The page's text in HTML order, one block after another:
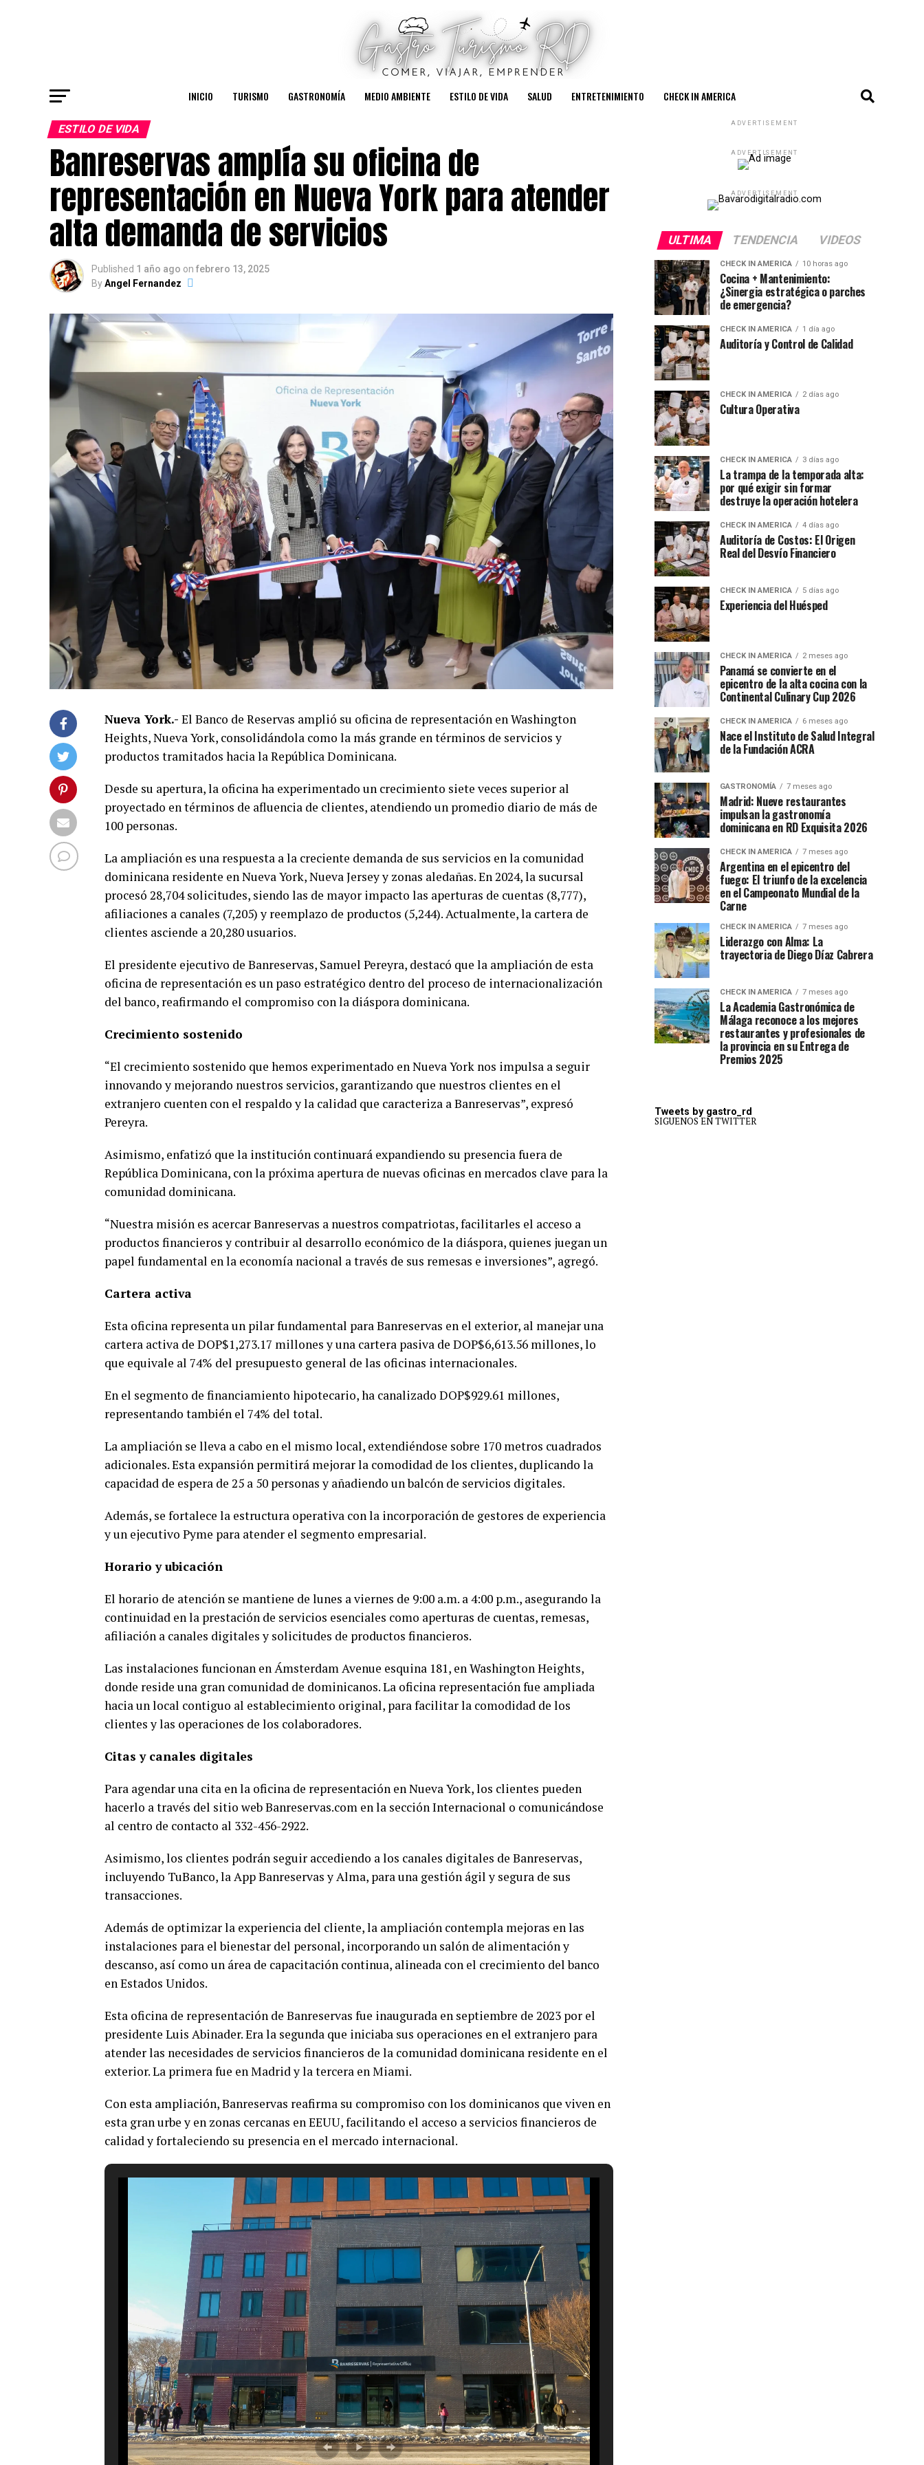
INICIO TURISMO GASTRONOMÍA MEDIO AMBIENTE ESTILO DE VIDA SALUD ENTRETENIMIENTO CHECK IN AMERICA
ESTILO DE VIDA
Banreservas amplía su oficina de
representación en Nueva York para atender
alta demanda de servicios
Published 1 año ago on febrero 13, 2025
ByAngel Fernandez
Nueva York.- El Banco de Reservas amplió su oficina de representación en Washington
Heights, Nueva York, consolidándola como la más grande en términos de servicios y
productos tramitados hacia la República Dominicana.
Desde su apertura, la oficina ha experimentado un crecimiento siete veces superior al
proyectado en términos de afluencia de clientes, atendiendo un promedio diario de más de
100 personas.
La ampliación es una respuesta a la creciente demanda de sus servicios en la comunidad
dominicana residente en Nueva York, Nueva Jersey y zonas aledañas. En 2024, la sucursal
procesó 28,704 solicitudes, siendo las de mayor impacto las aperturas de cuentas (8,777),
afiliaciones a canales (7,205) y reemplazo de productos (5,244). Actualmente, la cartera de
clientes asciende a 20,280 usuarios.
El presidente ejecutivo de Banreservas, Samuel Pereyra, destacó que la ampliación de esta
oficina de representación es un paso estratégico dentro del proceso de internacionalización
del banco, reafirmando el compromiso con la diáspora dominicana.
Crecimiento sostenido
“El crecimiento sostenido que hemos experimentado en Nueva York nos impulsa a seguir
innovando y mejorando nuestros servicios, garantizando que nuestros clientes en el
extranjero cuenten con el respaldo y la calidad que caracteriza a Banreservas”, expresó
Pereyra.
Asimismo, enfatizó que la institución continuará expandiendo su presencia fuera de
República Dominicana, con la próxima apertura de nuevas oficinas en mercados clave para la
comunidad dominicana.
“Nuestra misión es acercar Banreservas a nuestros compatriotas, facilitarles el acceso a
productos financieros y contribuir al desarrollo económico de la diáspora, quienes juegan un
papel fundamental en la economía nacional a través de sus remesas e inversiones”, agregó.
Cartera activa
Esta oficina representa un pilar fundamental para Banreservas en el exterior, al manejar una
cartera activa de DOP$1,273.17 millones y una cartera pasiva de DOP$6,613.56 millones, lo
que equivale al 74% del presupuesto general de las oficinas internacionales.
En el segmento de financiamiento hipotecario, ha canalizado DOP$929.61 millones,
representando también el 74% del total.
La ampliación se lleva a cabo en el mismo local, extendiéndose sobre 170 metros cuadrados
adicionales. Esta expansión permitirá mejorar la comodidad de los clientes, duplicando la
capacidad de espera de 25 a 50 personas y añadiendo un balcón de servicios digitales.
Además, se fortalece la estructura operativa con la incorporación de gestores de experiencia
y un ejecutivo Pyme para atender el segmento empresarial.
Horario y ubicación
El horario de atención se mantiene de lunes a viernes de 9:00 a.m. a 4:00 p.m., asegurando la
continuidad en la prestación de servicios esenciales como aperturas de cuentas, remesas,
afiliación a canales digitales y solicitudes de productos financieros.
Las instalaciones funcionan en Ámsterdam Avenue esquina 181, en Washington Heights,
donde reside una gran comunidad de dominicanos. La oficina representación fue ampliada
hacia un local contiguo al establecimiento original, para facilitar la comodidad de los
clientes y las operaciones de los colaboradores.
Citas y canales digitales
Para agendar una cita en la oficina de representación en Nueva York, los clientes pueden
hacerlo a través del sitio web Banreservas.com en la sección Internacional o comunicándose
al centro de contacto al 332-456-2922.
Asimismo, los clientes podrán seguir accediendo a los canales digitales de Banreservas,
incluyendo TuBanco, la App Banreservas y Alma, para una gestión ágil y segura de sus
transacciones.
Además de optimizar la experiencia del cliente, la ampliación contempla mejoras en las
instalaciones para el bienestar del personal, incorporando un salón de alimentación y
descanso, así como un área de capacitación continua, alineada con el crecimiento del banco
en Estados Unidos.
Esta oficina de representación de Banreservas fue inaugurada en septiembre de 2023 por el
presidente Luis Abinader. Era la segunda que iniciaba sus operaciones en el extranjero para
atender las necesidades de servicios financieros de la comunidad dominicana residente en el
exterior. La primera fue en Madrid y la tercera en Miami.
Con esta ampliación, Banreservas reafirma su compromiso con los dominicanos que viven en
esta gran urbe y en zonas cercanas en EEUU, facilitando el acceso a servicios financieros de
calidad y fortaleciendo su presencia en el mercado internacional.
ADVERTISEMENT
ADVERTISEMENT
ADVERTISEMENT
ULTIMA TENDENCIA VIDEOS
CHECK IN AMERICA 10 horas ago
Cocina + Mantenimiento:
¿Sinergia estratégica o parches
de emergencia?
CHECK IN AMERICA 1 día ago
Auditoría y Control de Calidad
CHECK IN AMERICA 2 días ago
Cultura Operativa
CHECK IN AMERICA 3 días ago
La trampa de la temporada alta:
por qué exigir sin formar
destruye la operación hotelera
CHECK IN AMERICA 4 días ago
Auditoría de Costos: El Origen
Real del Desvío Financiero
CHECK IN AMERICA 5 días ago
Experiencia del Huésped
CHECK IN AMERICA 2 meses ago
Panamá se convierte en el
epicentro de la alta cocina con la
Continental Culinary Cup 2026
CHECK IN AMERICA 6 meses ago
Nace el Instituto de Salud Integral
de la Fundación ACRA
GASTRONOMÍA 7 meses ago
Madrid: Nueve restaurantes
impulsan la gastronomía
dominicana en RD Exquisita 2026
CHECK IN AMERICA 7 meses ago
Argentina en el epicentro del
fuego: El triunfo de la excelencia
en el Campeonato Mundial de la
Carne
CHECK IN AMERICA 7 meses ago
Liderazgo con Alma: La
trayectoria de Diego Díaz Cabrera
CHECK IN AMERICA 7 meses ago
La Academia Gastronómica de
Málaga reconoce a los mejores
restaurantes y profesionales de
la provincia en su Entrega de
Premios 2025
Tweets by gastro_rd
SIGUENOS EN TWITTER